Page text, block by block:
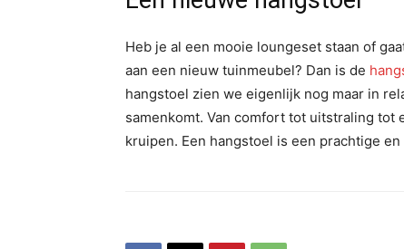
Heb je al een mooie loungeset staan of
aan een nieuw tuinmeubel? Dan is de
hangstoel zien we eigenlijk nog maar in
samenkomt. Van comfort tot uitstraling
kruipen. Een hangstoel is een prachtige